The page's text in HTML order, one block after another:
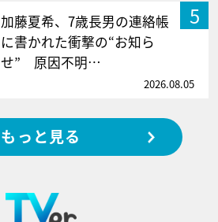
5
加藤夏希、7歳長男の連絡帳
に書かれた衝撃の“お知ら
せ” 原因不明…
2026.08.05
もっと見る